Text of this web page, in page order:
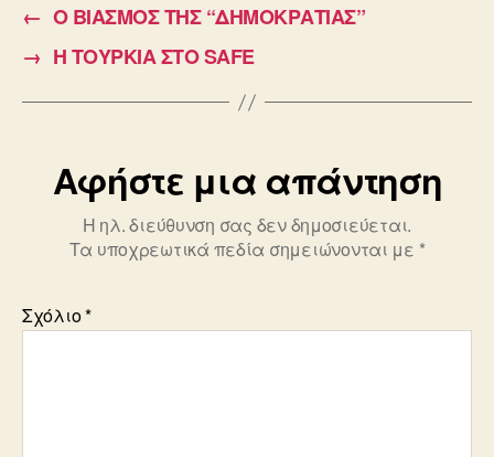
← Ο ΒΙΑΣΜΟΣ ΤΗΣ “ΔΗΜΟΚΡΑΤΙΑΣ”
→ H ΤΟΥΡΚΙΑ ΣΤΟ SAFE
Αφήστε μια απάντηση
Η ηλ. διεύθυνση σας δεν δημοσιεύεται.
Τα υποχρεωτικά πεδία σημειώνονται με *
Σχόλιο*